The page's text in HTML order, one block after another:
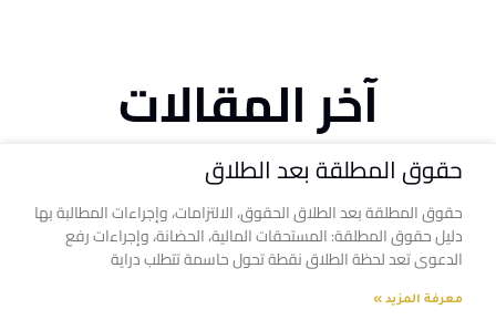
آخر المقالات
حقوق المطلقة بعد الطلاق
حقوق المطلقة بعد الطلاق الحقوق، الالتزامات، وإجراءات المطالبة بها
دليل حقوق المطلقة: المستحقات المالية، الحضانة، وإجراءات رفع
الدعوى تعد لحظة الطلاق نقطة تحول حاسمة تتطلب دراية
معرفة المزيد »